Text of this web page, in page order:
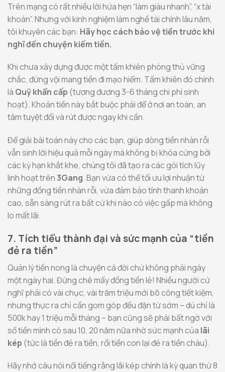
Trên mạng có rất nhiều lời hứa hẹn “làm giàu nhanh”, “x tài
khoản”. Nhưng với kinh nghiệm làm nghề tài chính lâu năm,
tôi khuyên các bạn: Hãy học cách bảo vệ tiền trước khi
nghĩ đến chuyện kiếm tiền.
Khi chưa xây dựng được một tấm khiên phòng thủ vững
chắc, đừng vội mang tiền đi mạo hiểm. Tấm khiên đó chính
là Quỹ khẩn cấp (tương đương 3-6 tháng chi phí sinh
hoạt). Khoản tiền này bắt buộc phải để ở nơi an toàn, an
tâm tuyệt đối và rút được ngay khi cần.
Để giải bài toán này cho các bạn, giúp dòng tiền nhàn rỗi
vẫn sinh lời hiệu quả mỗi ngày mà không bị khóa cứng bởi
các kỳ hạn khắt khe, chúng tôi đã tạo ra các gói tích lũy
linh hoạt trên3Gang. Bạn vừa có thể tối ưu lợi nhuận từ
những đồng tiền nhàn rỗi, vừa đảm bảo tính thanh khoản
cao, sẵn sàng rút ra bất cứ khi nào có việc gấp mà không
lo mất lãi.
7. Tích tiểu thành đại và sức mạnh của “tiền
đẻ ra tiền”
Quản lý tiền nong là chuyện cả đời chứ không phải ngày
một ngày hai. Đừng chê mấy đồng tiền lẻ! Nhiều người cứ
nghĩ phải có vài chục, vài trăm triệu mới bõ công tiết kiệm,
nhưng thực ra chỉ cần gom góp đều đặn từ sớm – dù chỉ là
500k hay 1 triệu mỗi tháng – bạn cũng sẽ phải bất ngờ với
số tiền mình có sau 10, 20 năm nữa nhờ sức mạnh của lãi
kép (tức là tiền đẻ ra tiền, rồi tiền con lại đẻ ra tiền cháu).
Hãy nhớ câu nói nổi tiếng rằng lãi kép chính là kỳ quan thứ 8